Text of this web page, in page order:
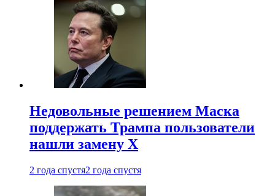
Недовольные решением Маска
поддержать Трампа пользователи
нашли замену X
2 года спустя2 года спустя